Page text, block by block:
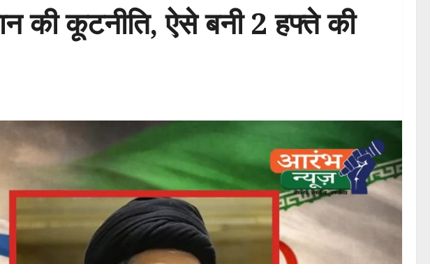
की कूटनीति, ऐसे बनी 2 हफ्ते की